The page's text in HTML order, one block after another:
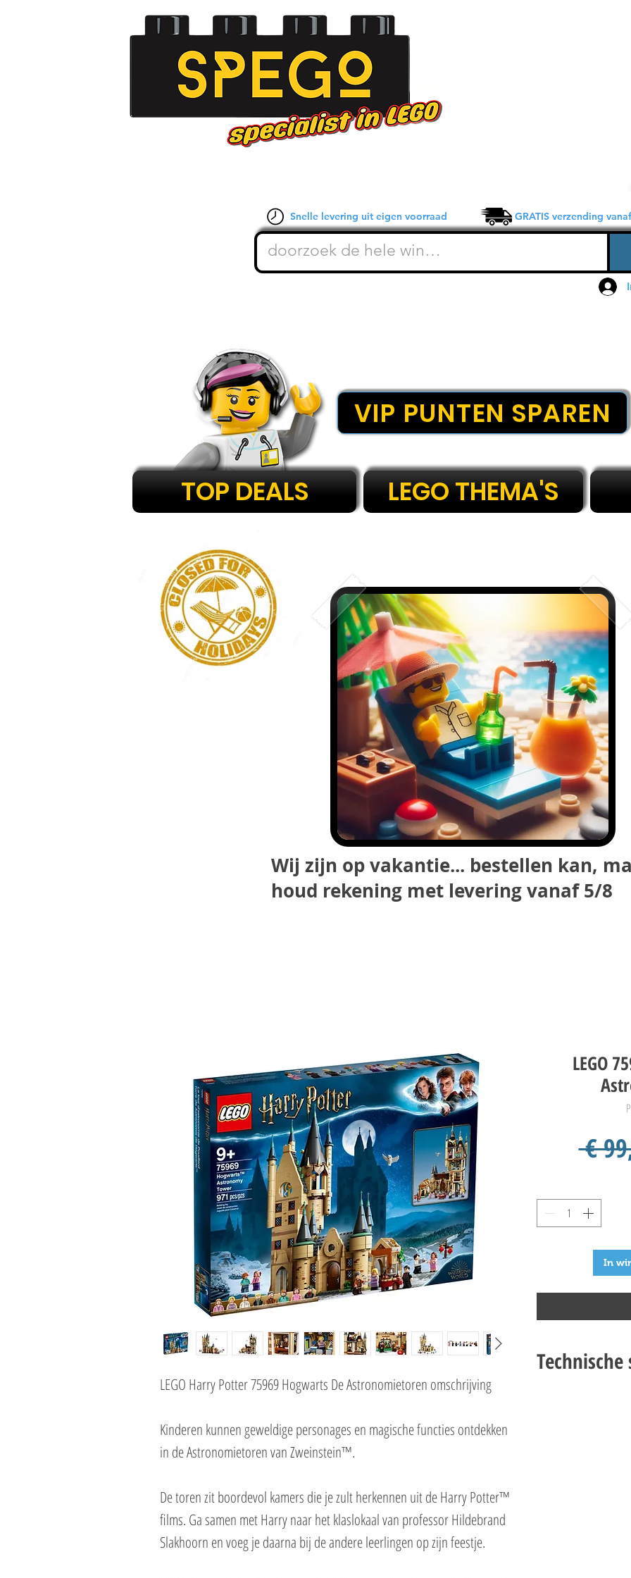
Snelle levering uit eigen voorraad GRATIS verzending vanaf
VIP PUNTEN SPAREN
TOP DEALS LEGO THEMA'S
Wij zijn op vakantie... bestellen kan,
houd rekening met levering vanaf 5/8
LEGO Harry Potter 75969 Hogwarts De Astronomietoren omschrijving
Kinderen kunnen geweldige personages en magische functies ontdekken
in de Astronomietoren van Zweinstein™.
De toren zit boordevol kamers die je zult herkennen uit de Harry Potter™
films. Ga samen met Harry naar het klaslokaal van professor Hildebrand
Slakhoorn en voeg je daarna bij de andere leerlingen op zijn feestje.
LEGO
€
In